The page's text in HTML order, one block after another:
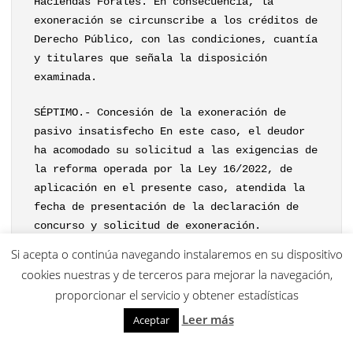
exoneración se circunscribe a los créditos de
Derecho Público, con las condiciones, cuantía
y titulares que señala la disposición
examinada.
SÉPTIMO.- Concesión de la exoneración de
pasivo insatisfecho En este caso, el deudor
ha acomodado su solicitud a las exigencias de
la reforma operada por la Ley 16/2022, de
aplicación en el presente caso, atendida la
fecha de presentación de la declaración de
concurso y solicitud de exoneración.
al llamamiento infructuoso de los acreedores
tras el dictado del auto de concurso sin
masa, por lo que se acomoda a lo previsto en
el art. 502.1 TRLC.
Si acepta o continúa navegando instalaremos en su dispositivo
cookies nuestras y de terceros para mejorar la navegación,
proporcionar el servicio y obtener estadísticas
Aceptar Leer más